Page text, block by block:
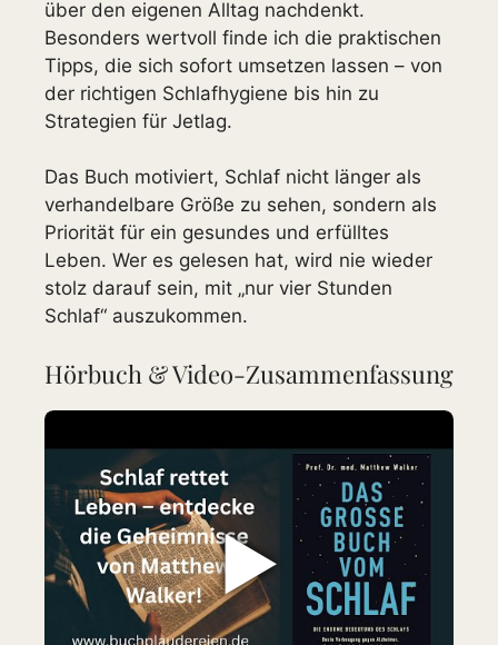
über den eigenen Alltag nachdenkt.
Besonders wertvoll finde ich die praktischen
Tipps, die sich sofort umsetzen lassen – von
der richtigen Schlafhygiene bis hin zu
Strategien für Jetlag.
Das Buch motiviert, Schlaf nicht länger als
verhandelbare Größe zu sehen, sondern als
Priorität für ein gesundes und erfülltes
Leben. Wer es gelesen hat, wird nie wieder
stolz darauf sein, mit „nur vier Stunden
Schlaf“ auszukommen.
Hörbuch & Video-Zusammenfassung
▶